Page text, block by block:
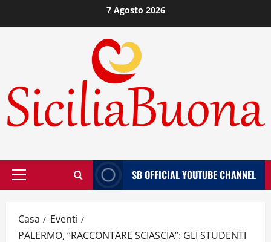
al
7 Agosto 2026
Menù
SB OFFICIAL YOUTUBE CHANNEL
Casa
Eventi
PALERMO, “RACCONTARE SCIASCIA”: GLI STUDENTI